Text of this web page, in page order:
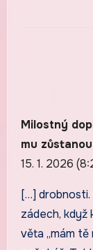
Milostný
mu
15. 1. 2026
[…] drobnosti.
zádech, když
věta „mám tě